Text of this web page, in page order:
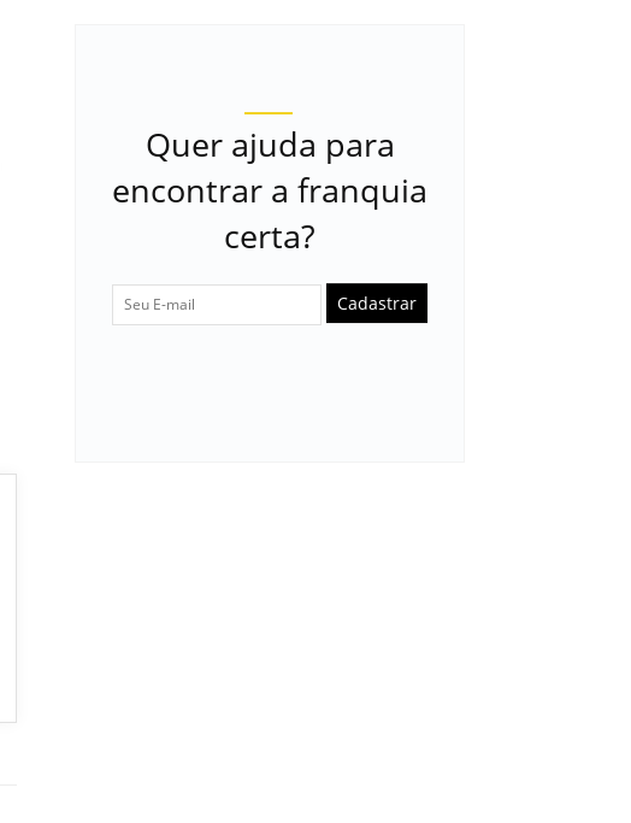
Quer ajuda para
encontrar a franquia
certa?
Cadastrar